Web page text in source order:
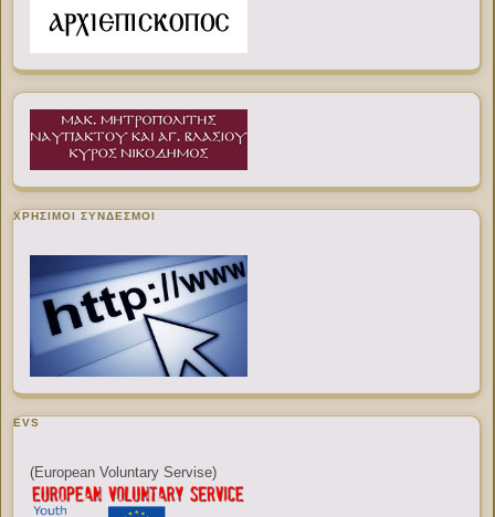
ΧΡΉΣΙΜΟΙ ΣΎΝΔΕΣΜΟΙ
EVS
(European Voluntary Servise)